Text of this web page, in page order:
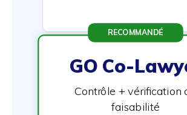
RECOMMANDÉ
GO Co-
Contrôle + vérification
faisabilité